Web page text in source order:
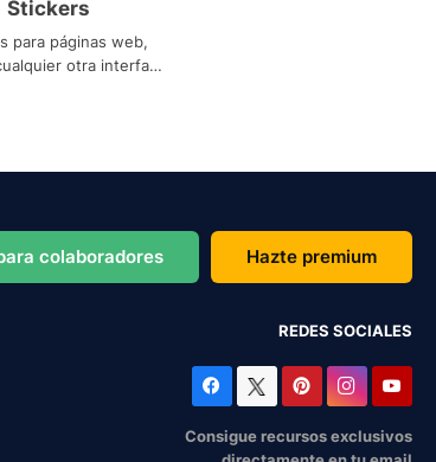
Stickers
para páginas web,
otra interfaz
colaboradores Hazte premium
REDES SOCIALES
Consigue recursos exclusivos